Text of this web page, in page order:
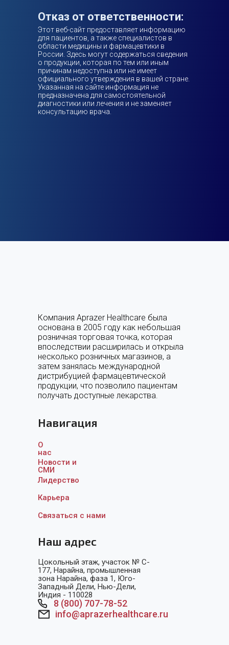
Отказ от ответственности:
Этот веб-сайт предоставляет информацию
для пациентов, а также специалистов в
области медицины и фармацевтики в
России. Здесь могут содержаться сведения
о продукции, которая по тем или иным
причинам недоступна или не имеет
официального утверждения в вашей стране.
Указанная на сайте информация не
предназначена для самостоятельной
диагностики или лечения и не заменяет
консультацию врача.
Компания Aprazer Healthcare была
основана в 2005 году как небольшая
розничная торговая точка, которая
впоследствии расширилась и открыла
несколько розничных магазинов, а
затем занялась международной
дистрибуцией фармацевтической
продукции, что позволило пациентам
получать доступные лекарства.
Навигация
О
нас
Новости и
СМИ
Лидерство
Карьера
Связаться с нами
Наш адрес
Цокольный этаж, участок № C-
177, Нарайна, промышленная
зона Нарайна, фаза 1, Юго-
Западный Дели, Нью-Дели,
Индия - 110028
8 (800) 707-78-52
info@aprazerhealthcare.ru